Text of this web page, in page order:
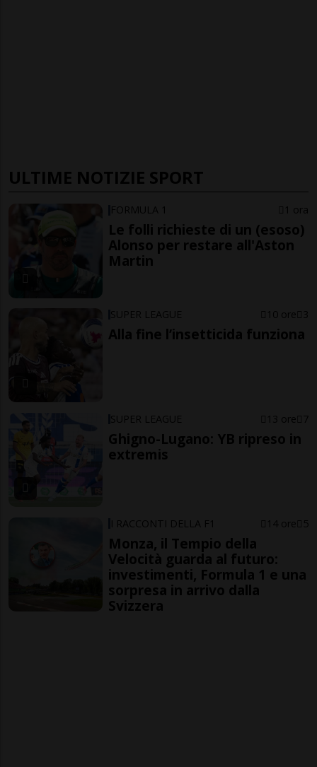
ULTIME NOTIZIE SPORT
FORMULA 1 1 ora
Le folli richieste di un (esoso)
Alonso per restare all'Aston
Martin
SUPER LEAGUE 10 ore 3
Alla fine l’insetticida funziona
SUPER LEAGUE 13 ore 7
Ghigno-Lugano: YB ripreso in
extremis
I RACCONTI DELLA F1 14 ore 5
Monza, il Tempio della
Velocità guarda al futuro:
investimenti, Formula 1 e una
sorpresa in arrivo dalla
Svizzera